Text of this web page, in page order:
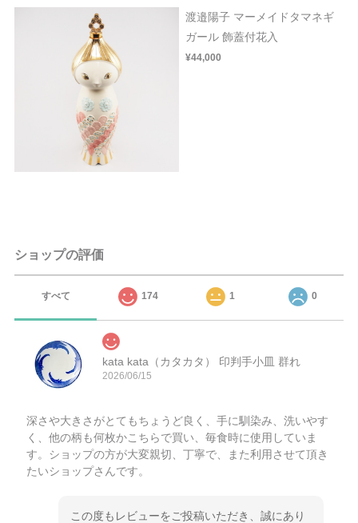
渡邉陽子 マーメイドタマネギ
ガール 飾蓋付花入
¥44,000
ショップの評価
すべて 174 1 0
kata kata（カタカタ） 印判手小皿 群れ
2026/06/15
深さや大きさがとてもちょうど良く、手に馴染み、洗いやす
く、他の柄も何枚かこちらで買い、毎食時に使用していま
す。ショップの方が大変親切、丁寧で、また利用させて頂き
たいショップさんです。
この度もレビューをご投稿いただき、誠にあり